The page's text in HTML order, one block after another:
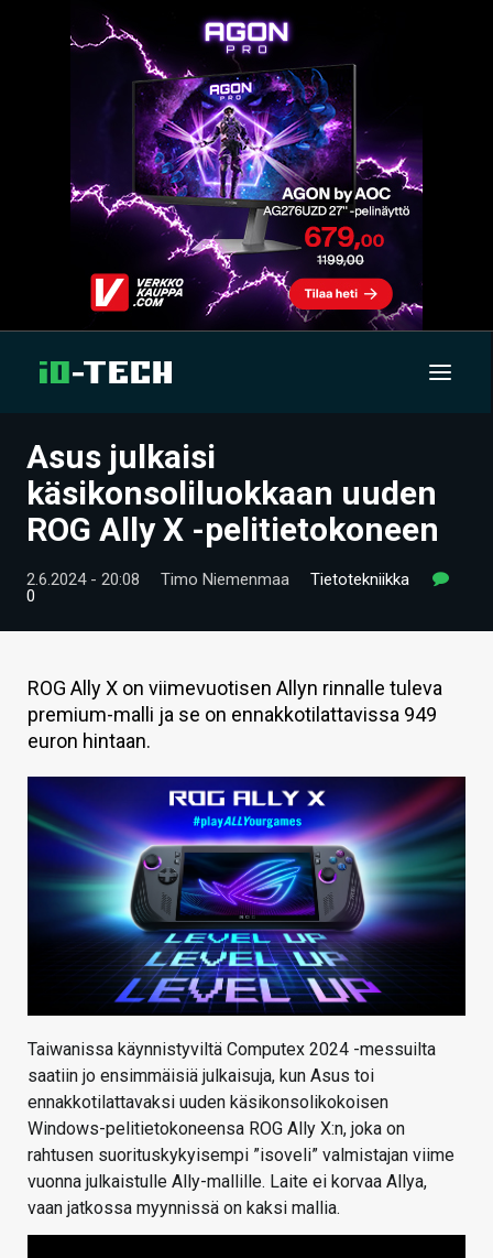
UUTISET
ARTIKKELIT
VIDEOT
HINTA.FI
KAUPPA
VAIHDA TEEMA
HAKU
Asus julkaisi
käsikonsoliluokkaan uuden
ROG Ally X -pelitietokoneen
2.6.2024 - 20:08 Timo Niemenmaa
Tietotekniikka
0
ROG Ally X on viimevuotisen Allyn rinnalle tuleva
premium-malli ja se on ennakkotilattavissa 949
euron hintaan.
Taiwanissa käynnistyviltä Computex 2024 -messuilta
saatiin jo ensimmäisiä julkaisuja, kun Asus toi
ennakkotilattavaksi uuden käsikonsolikokoisen
Windows-pelitietokoneensa ROG Ally X:n, joka on
rahtusen suorituskykyisempi ”isoveli” valmistajan viime
vuonna julkaistulle Ally-mallille. Laite ei korvaa Allya,
vaan jatkossa myynnissä on kaksi mallia.